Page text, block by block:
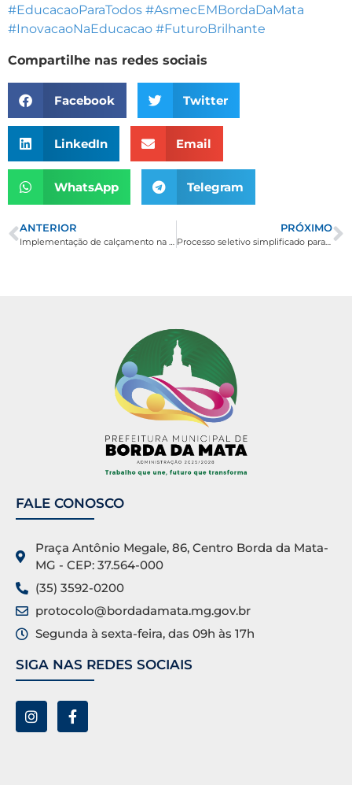
#EducacaoParaTodos #AsmecEMBordaDaMata
#InovacaoNaEducacao #FuturoBrilhante
Compartilhe nas redes sociais
Facebook Twitter
LinkedIn Email
WhatsApp Telegram
ANTERIOR
Implementação de calçamento na Rua São Francisco, no Bairro Nossa Senhora Aparecida!
PRÓXIMO
Processo seletivo simplificado para os cargos: Médico do Trabalho e Agente Funerário.
FALE CONOSCO
Praça Antônio Megale, 86, Centro Borda da Mata-
MG - CEP: 37.564-000
(35) 3592-0200
protocolo@bordadamata.mg.gov.br
Segunda à sexta-feira, das 09h às 17h
SIGA NAS REDES SOCIAIS